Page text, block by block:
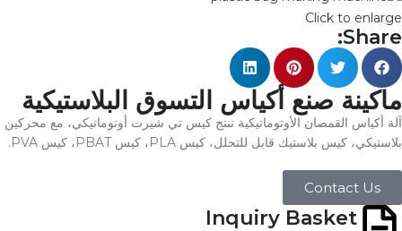
Click to enlarge
Share:
ماكينة صنع أكياس التسوق البلاستيكية
آلة أكياس القمصان الأوتوماتيكية تنتج كيس تي شيرت أوتوماتيكي، مع
بلاستيكي، كيس بلاستيك قابل للتحلل، كيس PLA، كيس PBAT، كيس PVA.
Contact Us
Inquiry Basket